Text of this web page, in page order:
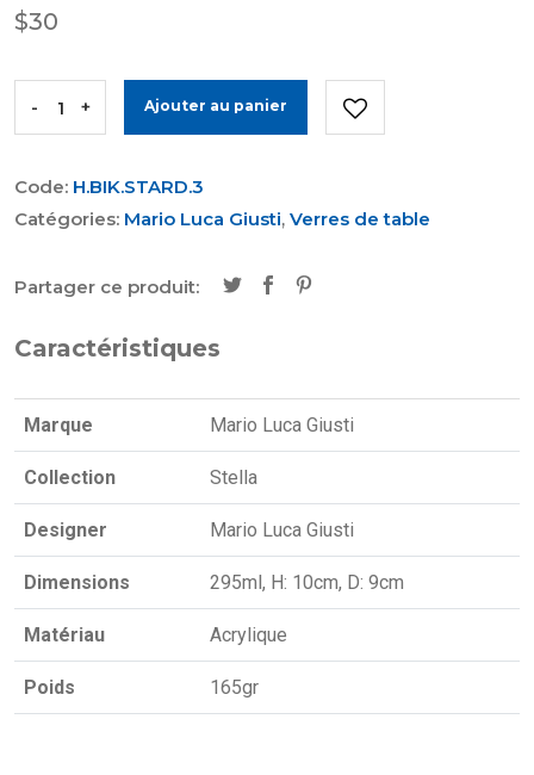
$30
- + Ajouter au panier
Code: H.BIK.STARD.3
Catégories: Mario Luca Giusti, Verres de table
Partager ce produit:
Caractéristiques
Marque Mario Luca Giusti
Collection Stella
Designer Mario Luca Giusti
Dimensions 295ml, H: 10cm, D: 9cm
Matériau Acrylique
Poids 165gr